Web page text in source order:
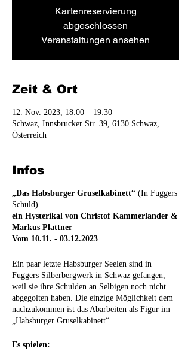
Kartenreservierung
abgeschlossen
Veranstaltungen ansehen
Zeit & Ort
12. Nov. 2023, 18:00 – 19:30
Schwaz, Innsbrucker Str. 39, 6130 Schwaz,
Österreich
Infos
„Das Habsburger Gruselkabinett“ (In Fuggers
Schuld)
ein Hysterikal von Christof Kammerlander &
Markus Plattner
Vom 10.11. - 03.12.2023
Ein paar letzte Habsburger Seelen sind in
Fuggers Silberbergwerk in Schwaz gefangen,
weil sie ihre Schulden an Selbigen noch nicht
abgegolten haben. Die einzige Möglichkeit dem
nachzukommen ist das Abarbeiten als Figur im
„Habsburger Gruselkabinett“.
Es spielen: